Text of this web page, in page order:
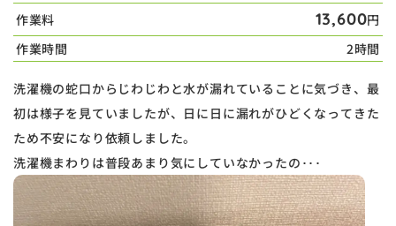
作業料
13,600円
作業時間
2時間
洗濯機の蛇口からじわじわと水が漏れていることに気づき、最
初は様子を見ていましたが、日に日に漏れがひどくなってきた
ため不安になり依頼しました。
洗濯機まわりは普段あまり気にしていなかったの･･･